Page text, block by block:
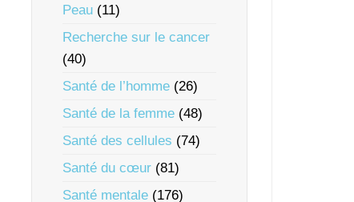
Peau (11)
Recherche sur le cancer
(40)
Santé de l’homme (26)
Santé de la femme (48)
Santé des cellules (74)
Santé du cœur (81)
Santé mentale (176)